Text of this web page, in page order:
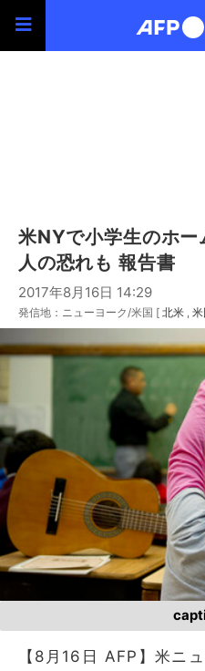
米NYで小学生のホー
人の恐れも 報告書
2017年8月16日 14:29
発信地：ニューヨーク/米国 [ 北米 米
【8月16日 AFP】米ニ